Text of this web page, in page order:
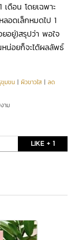
ดือน โดยเฉพาะ
อดเล็กหมดไป 1
อยู่)สรุปว่า พอใจ
หน่อยก็จะได้ผลลัพธ์
ขุมขน |ผิวขาวใส |ลด
าม
LIKE + 1